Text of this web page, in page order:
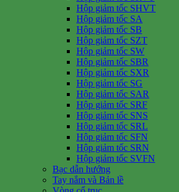
Hộp giảm tốc SHVT
Hộp giảm tốc SA
Hộp giảm tốc SB
Hộp giảm tốc SZT
Hộp giảm tốc SW
Hộp giảm tốc SBR
Hộp giảm tốc SXR
Hộp giảm tốc SG
Hộp giảm tốc SAR
Hộp giảm tốc SRF
Hộp giảm tốc SNS
Hộp giảm tốc SRL
Hộp giảm tốc SFN
Hộp giảm tốc SRN
Hộp giảm tốc SVFN
Bạc dẫn hướng
Tay nắm và Bản lề